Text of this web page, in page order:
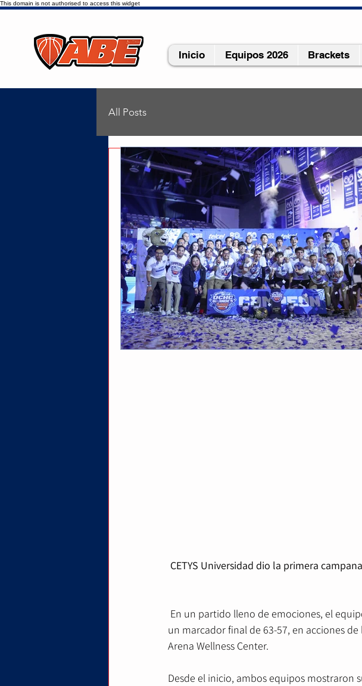
This domain is not authorised to access this widget
Inicio Equipos 2026 Brackets
All Posts
"¡Nos lo
Quintanar
divisionunoabe21 abr 20251 min de lectura
CETYS Universidad dio la primera
En un partido lleno de emociones, el
un marcador final de 63-57, en acciones
Arena Wellness Center.
Desde el inicio, ambos equipos mostraron